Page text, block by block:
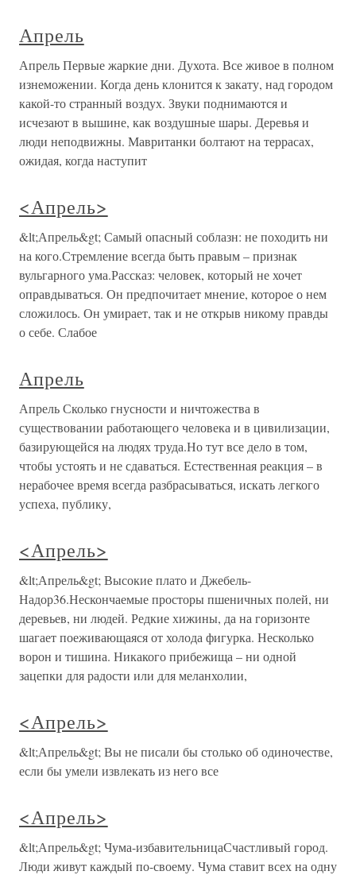
Апрель
Апрель Первые жаркие дни. Духота. Все живое в полном
изнеможении. Когда день клонится к закату, над городом
какой-то странный воздух. Звуки поднимаются и
исчезают в вышине, как воздушные шары. Деревья и
люди неподвижны. Мавританки болтают на террасах,
ожидая, когда наступит
<Апрель>
&lt;Апрель&gt; Самый опасный соблазн: не походить ни
на кого.Стремление всегда быть правым – признак
вульгарного ума.Рассказ: человек, который не хочет
оправдываться. Он предпочитает мнение, которое о нем
сложилось. Он умирает, так и не открыв никому правды
о себе. Слабое
Апрель
Апрель Сколько гнусности и ничтожества в
существовании работающего человека и в цивилизации,
базирующейся на людях труда.Но тут все дело в том,
чтобы устоять и не сдаваться. Естественная реакция – в
нерабочее время всегда разбрасываться, искать легкого
успеха, публику,
<Апрель>
&lt;Апрель&gt; Высокие плато и Джебель-
Надор36.Нескончаемые просторы пшеничных полей, ни
деревьев, ни людей. Редкие хижины, да на горизонте
шагает поеживающаяся от холода фигурка. Несколько
ворон и тишина. Никакого прибежища – ни одной
зацепки для радости или для меланхолии,
<Апрель>
&lt;Апрель&gt; Вы не писали бы столько об одиночестве,
если бы умели извлекать из него все
<Апрель>
&lt;Апрель&gt; Чума-избавительницаСчастливый город.
Люди живут каждый по-своему. Чума ставит всех на одну